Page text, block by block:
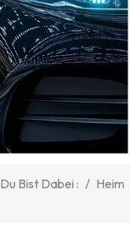
Du Bist Dabei : / Heim